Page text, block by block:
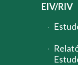
EIV/RIV